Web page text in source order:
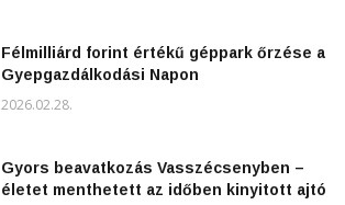
Félmilliárd forint értékű géppark őrzése a
Gyepgazdálkodási Napon
2026.02.28.
Gyors beavatkozás Vasszécsenyben –
életet menthetett az időben kinyitott ajtó